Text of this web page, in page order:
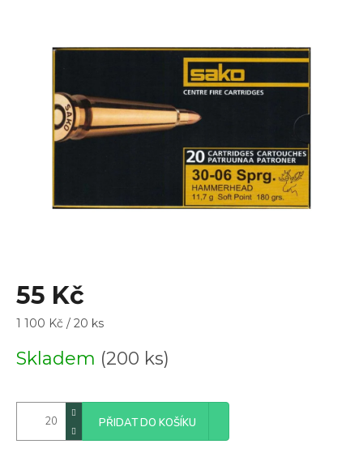
55 Kč
Měrná
1 100 Kč / 20 ks
Skladem (200 ks)
PŘIDAT DO KOŠÍKU